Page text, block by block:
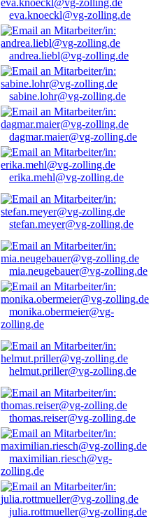
eva.knoeckl@vg-zolling.de
andrea.liebl@vg-zolling.de
sabine.lohr@vg-zolling.de
dagmar.maier@vg-zolling.de
erika.mehl@vg-zolling.de
stefan.meyer@vg-zolling.de
mia.neugebauer@vg-zolling.de
monika.obermeier@vg-
zolling.de
helmut.priller@vg-zolling.de
thomas.reiser@vg-zolling.de
maximilian.riesch@vg-
zolling.de
julia.rottmueller@vg-zolling.de